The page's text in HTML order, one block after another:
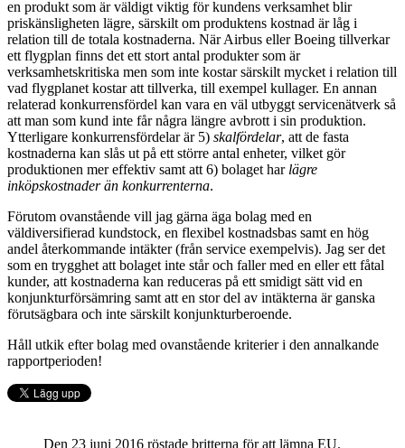
en produkt som är väldigt viktig för kundens verksamhet blir
priskänsligheten lägre, särskilt om produktens kostnad är låg i
relation till de totala kostnaderna. När Airbus eller Boeing tillverkar
ett flygplan finns det ett stort antal produkter som är
verksamhetskritiska men som inte kostar särskilt mycket i relation till
vad flygplanet kostar att tillverka, till exempel kullager. En annan
relaterad konkurrensfördel kan vara en väl utbyggt servicenätverk så
att man som kund inte får några längre avbrott i sin produktion.
Ytterligare konkurrensfördelar är 5) skalfördelar, att de fasta
kostnaderna kan slås ut på ett större antal enheter, vilket gör
produktionen mer effektiv samt att 6) bolaget har lägre
inköpskostnader än konkurrenterna.
Förutom ovanstående vill jag gärna äga bolag med en
väldiversifierad kundstock, en flexibel kostnadsbas samt en hög
andel återkommande intäkter (från service exempelvis). Jag ser det
som en trygghet att bolaget inte står och faller med en eller ett fåtal
kunder, att kostnaderna kan reduceras på ett smidigt sätt vid en
konjunkturförsämring samt att en stor del av intäkterna är ganska
förutsägbara och inte särskilt konjunkturberoende.
Håll utkik efter bolag med ovanstående kriterier i den annalkande
rapportperioden!
Den 23 juni 2016 röstade britterna för att lämna EU.